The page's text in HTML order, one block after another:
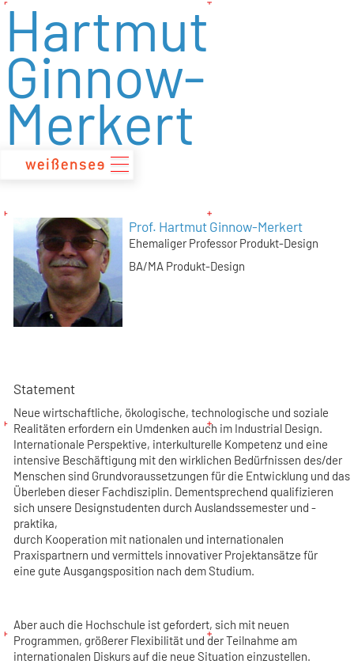
zumHartmut
Ginnow-
Merkert
Prof. Hartmut Ginnow-Merkert
Ehemaliger Professor Produkt-Design
BA/MA Produkt-Design
Statement
Neue wirtschaftliche, ökologische, technologische und soziale
Realitäten erfordern ein Umdenken auch im Industrial Design.
Internationale Perspektive, interkulturelle Kompetenz und eine
intensive Beschäftigung mit den wirklichen Bedürfnissen des/der
Menschen sind Grundvoraussetzungen für die Entwicklung und das
Überleben dieser Fachdisziplin. Dementsprechend qualifizieren
sich unsere Designstudenten durch Auslandssemester und -
praktika,
durch Kooperation mit nationalen und internationalen
Praxispartnern und vermittels innovativer Projektansätze für
eine gute Ausgangsposition nach dem Studium.
Aber auch die Hochschule ist gefordert, sich mit neuen
Programmen, größerer Flexibilität und der Teilnahme am
internationalen Diskurs auf die neue Situation einzustellen.